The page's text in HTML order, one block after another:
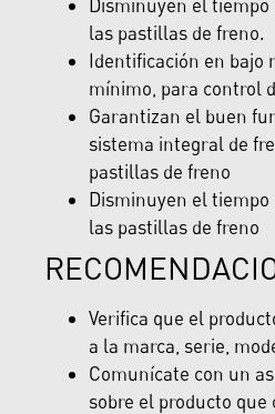
las pastillas de freno.
Identificación en bajo
mínimo, para control
Garantizan el buen
sistema integral de
pastillas de freno
Disminuyen el
las pastillas de freno
Verifica que el
a la marca, serie,
Comunícate con un
sobre el producto que